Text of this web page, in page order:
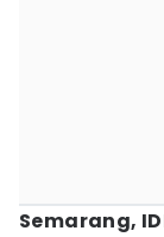
Semarang,